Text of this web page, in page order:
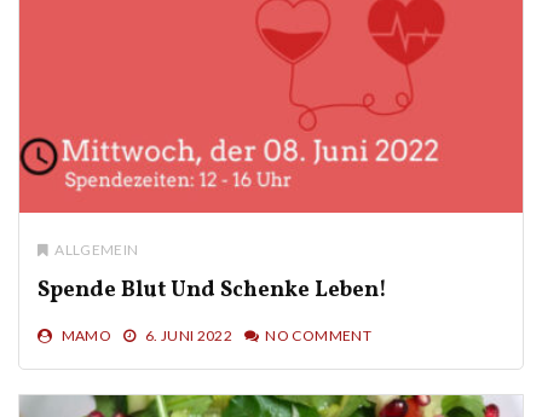
ALLGEMEIN
Spende Blut Und Schenke Leben!
MAMO 6. JUNI 2022 NO COMMENT